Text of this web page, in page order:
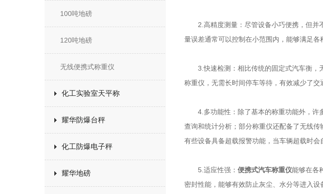
100吨地磅
120吨地磅
无线便携式称重仪
化工实验室天平称
耀华防爆台秤
化工防爆电子秤
耀华地磅
2.高精度测量：尽管设备小巧便携，但并
量误差通常可以控制在小范围内，能够满足
3.快速检测：相比传统的固定式汽车衡，
称重仪，无需长时间停车等待，有效减少了
4.多功能性：除了基本的称重功能外，许
查询和统计分析；部分称重仪还配备了无线
有些设备具备超载报警功能，当车辆超载时会
5.适应性强： 便携式汽车称重仪能够在各
密封性能，能够有效防止灰尘、水分等进入